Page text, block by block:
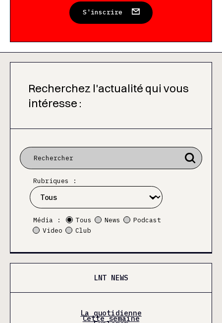
S'inscrire
Recherchez l'actualité qui vous
intéresse :
Rubriques :
Média : Tous News
Podcast
Video
Club
LNT NEWS
La quotidienne
Cette semaine